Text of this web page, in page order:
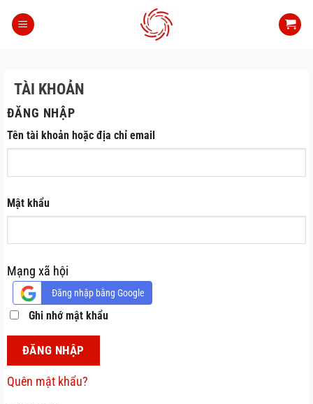
qua
TÀI KHOẢN
ĐĂNG NHẬP
Tên tài khoản hoặc địa chỉ email
buộc
Mật khẩu
buộc
Mạng xã hội
Đăng nhập bằng Google
Ghi nhớ mật khẩu
ĐĂNG NHẬP
Quên mật khẩu?